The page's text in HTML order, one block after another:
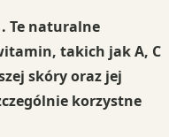
. Te naturalne
takich jakA, C
skóry oraz jej
korzystne